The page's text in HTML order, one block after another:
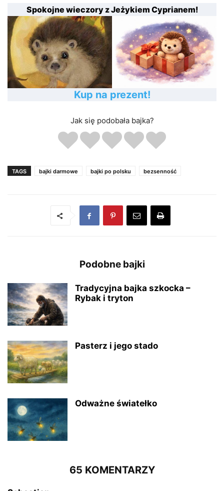
Spokojne wieczory z Jeżykiem Cyprianem!
Kup na prezent!
Jak się podobała bajka?
TAGS bajki darmowe bajki po polsku bezsenność
Podobne bajki
Tradycyjna bajka szkocka –
Rybak i tryton
Pasterz i jego stado
Odważne światełko
65 KOMENTARZY